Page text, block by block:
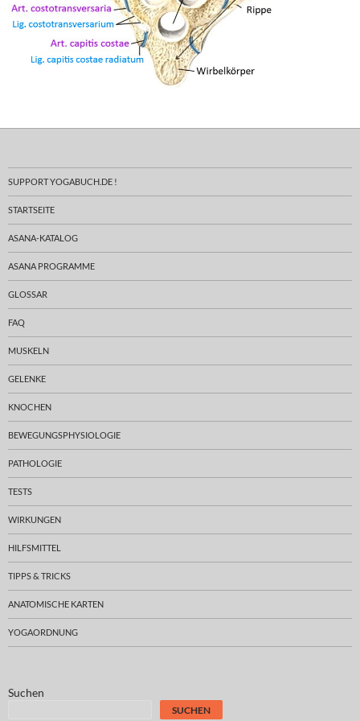
SUPPORT YOGABUCH.DE !
STARTSEITE
ASANA-KATALOG
ASANA PROGRAMME
GLOSSAR
FAQ
MUSKELN
GELENKE
KNOCHEN
BEWEGUNGSPHYSIOLOGIE
PATHOLOGIE
TESTS
WIRKUNGEN
HILFSMITTEL
TIPPS & TRICKS
ANATOMISCHE KARTEN
YOGAORDNUNG
Suchen
SUCHEN